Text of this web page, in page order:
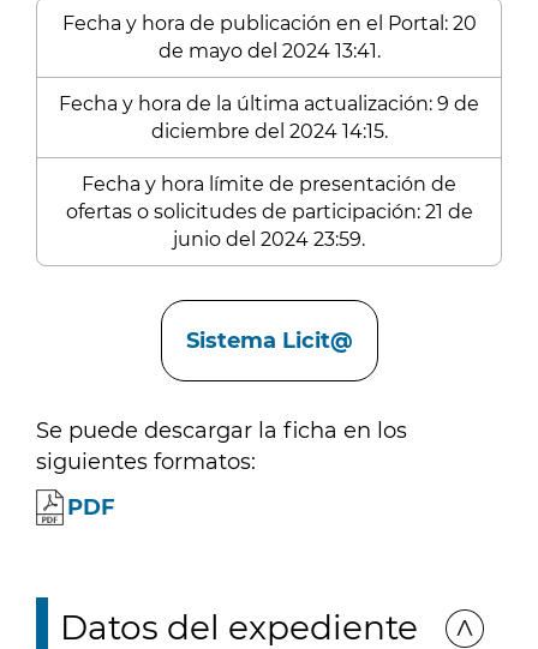
Fecha y hora de publicación en el Portal: 20
de mayo del 2024 13:41.
Fecha y hora de la última actualización: 9 de
diciembre del 2024 14:15.
Fecha y hora límite de presentación de
ofertas o solicitudes de participación: 21 de
junio del 2024 23:59.
Sistema Licit@
Se puede descargar la ficha en los
siguientes formatos:
PDF
Datos del expediente